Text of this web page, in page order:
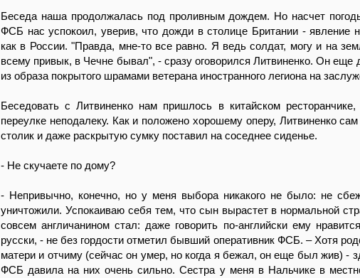
Беседа наша продолжалась под проливным дождем. Но насчет
ФСБ нас успокоил, уверив, что дожди в столице Британии - явление
как в России. "Правда, мне-то все равно. Я ведь солдат, могу и на
всему привык, в Чечне бывал", - сразу оговорился Литвиненко. Он еще
из образа покрытого шрамами ветерана иностранного легиона на
Беседовать с Литвиненко нам пришлось в китайском
переулке неподалеку. Как и положено хорошему оперу, Литвиненко
столик и даже раскрытую сумку поставил на соседнее сиденье.
- Не скучаете по дому?
- Непривычно, конечно, но у меня выбора никакого не было: не
уничтожили. Успокаиваю себя тем, что сын вырастет в нормальной
совсем англичанином стал: даже говорить по-английски ему
русски, - не без гордости отметил бывший оперативник ФСБ. – Хотя
матери и отчиму (сейчас он умер, но когда я бежал, он еще был жив) -
ФСБ давила на них очень сильно. Сестра у меня в Нальчике в